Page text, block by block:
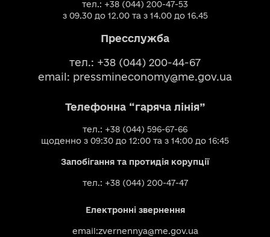
тел.: +38 (044) 200-47-53
з 09.30 до 12.00 та з 14.00 до 16.45
Пресслужба
тел.: +38 (044) 200-44-67
email: pressmineconomy@me.gov.ua
Телефонна “гаряча лінія”
тел.: +38 (044) 596-67-66
щоденно з 09:30 до 12:00 та з 14:00 до 16:45
Запобігання та протидія корупції
тел.: +38 (044) 200-47-47
Електронні звернення
email:zvernennya@me.gov.ua